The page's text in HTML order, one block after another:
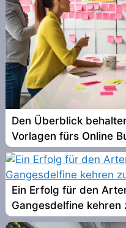
Den Überblick
Vorlagen fürs Online
Ein Erfolg für den
Gangesdelfine kehren